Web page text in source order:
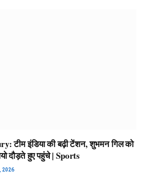
टीम इंडिया की बढ़ी टेंशन, शुभमन गिल को
दौड़ते हुए पहुंचे | Sports
2026